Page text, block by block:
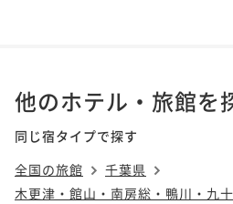
他のホテル・旅館を
同じ宿タイプで探す
全国の旅館
千葉県
木更津・館山・南房総・鴨川・九